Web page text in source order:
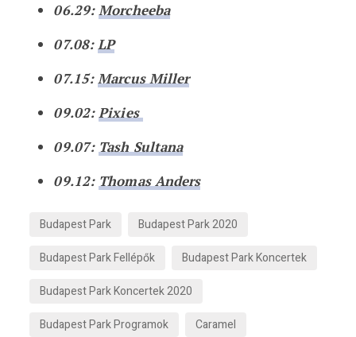
06.29:Morcheeba
07.08:LP
07.15:Marcus Miller
09.02:Pixies
09.07: Tash Sultana
09.12: Thomas Anders
Budapest Park
Budapest Park 2020
Budapest Park Fellépők
Budapest Park Koncertek
Budapest Park Koncertek 2020
Budapest Park Programok
Caramel